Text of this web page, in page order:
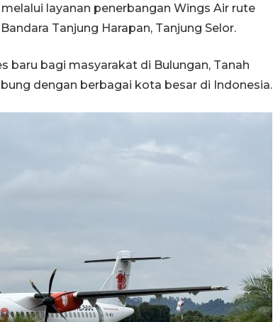
layanan penerbangan Wings Air rute
Tanjung Harapan, Tanjung Selor.
baru bagi masyarakat di Bulungan, Tanah
dengan berbagai kota besar di Indonesia.
32 balpres pakaian bekas